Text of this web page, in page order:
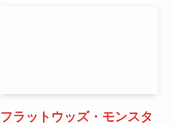
フラットウッズ・モンスタ